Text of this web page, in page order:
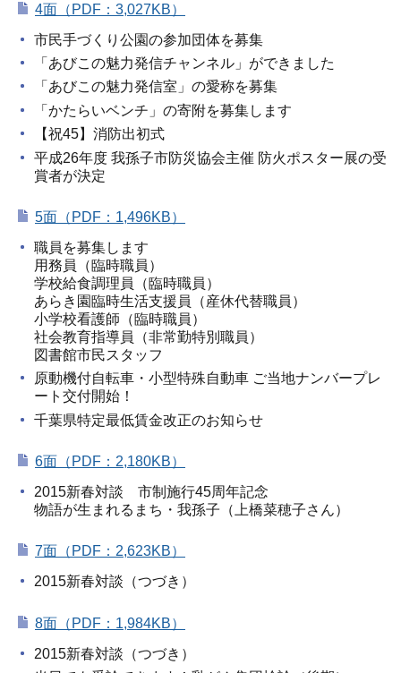
4面（PDF：3,027KB）
市民手づくり公園の参加団体を募集
「あびこの魅力発信チャンネル」ができました
「あびこの魅力発信室」の愛称を募集
「かたらいベンチ」の寄附を募集します
【祝45】消防出初式
平成26年度 我孫子市防災協会主催 防火ポスター展の受
賞者が決定
5面（PDF：1,496KB）
職員を募集します
用務員（臨時職員）
学校給食調理員（臨時職員）
あらき園臨時生活支援員（産休代替職員）
小学校看護師（臨時職員）
社会教育指導員（非常勤特別職員）
図書館市民スタッフ
原動機付自転車・小型特殊自動車 ご当地ナンバープレ
ート交付開始！
千葉県特定最低賃金改正のお知らせ
6面（PDF：2,180KB）
2015新春対談 市制施行45周年記念
物語が生まれるまち・我孫子（上橋菜穂子さん）
7面（PDF：2,623KB）
2015新春対談（つづき）
8面（PDF：1,984KB）
2015新春対談（つづき）